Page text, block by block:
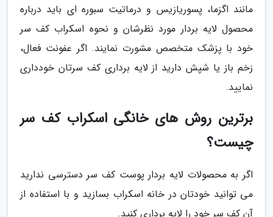
مانند اگزما، پسوریازیس و درماتیت سبوره ای باید درباره
محصول لایه بردار مورد نظرشان و نحوه اسکراب کف سر
خود با پزشک متخصص مشورت نمایند. اگر عفونت فعال،
زخم باز یا شپش دارید از لایه برداری کف سرتان خودداری
نمایید.
برترین روش های خانگی اسکراب کف سر
چیست؟
اگر به محصولات لایه بردار پوست کف سر دسترسی ندارید
می توانید خودتان در خانه اسکراب بسازید و با استفاده از
آن کف سر خود را لایه برداری کنید.